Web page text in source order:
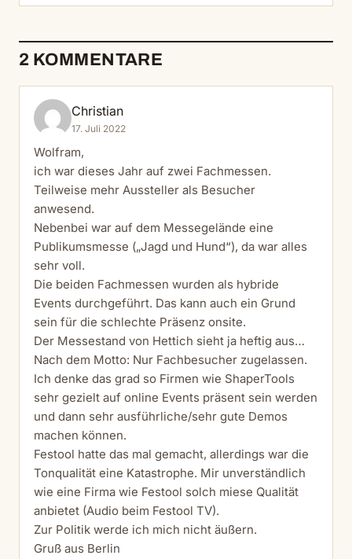
2 KOMMENTARE
Christian
17. Juli 2022
Wolfram,
ich war dieses Jahr auf zwei Fachmessen.
Teilweise mehr Aussteller als Besucher
anwesend.
Nebenbei war auf dem Messegelände eine
Publikumsmesse („Jagd und Hund“), da war alles
sehr voll.
Die beiden Fachmessen wurden als hybride
Events durchgeführt. Das kann auch ein Grund
sein für die schlechte Präsenz onsite.
Der Messestand von Hettich sieht ja heftig aus…
Nach dem Motto: Nur Fachbesucher zugelassen.
Ich denke das grad so Firmen wie ShaperTools
sehr gezielt auf online Events präsent sein werden
und dann sehr ausführliche/sehr gute Demos
machen können.
Festool hatte das mal gemacht, allerdings war die
Tonqualität eine Katastrophe. Mir unverständlich
wie eine Firma wie Festool solch miese Qualität
anbietet (Audio beim Festool TV).
Zur Politik werde ich mich nicht äußern.
Gruß aus Berlin